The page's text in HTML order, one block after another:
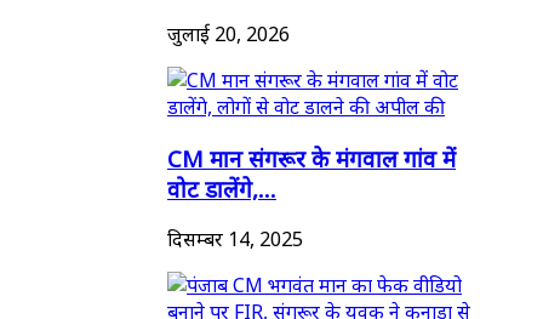
जुलाई 20, 2026
CM मान संगरूर के मंगवाल गांव में
वोट डालेंगे,...
दिसम्बर 14, 2025